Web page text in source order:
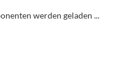
werden geladen ...